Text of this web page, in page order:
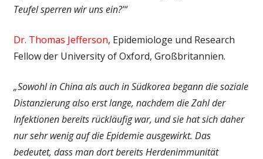
Teufel sperren wir uns ein?’“
Dr. Thomas Jefferson, Epidemiologe und Research
Fellow der University of Oxford, Großbritannien.
„Sowohl in China als auch in Südkorea begann die soziale
Distanzierung also erst lange, nachdem die Zahl der
Infektionen bereits rückläufig war, und sie hat sich daher
nur sehr wenig auf die Epidemie ausgewirkt. Das
bedeutet, dass man dort bereits Herdenimmunität